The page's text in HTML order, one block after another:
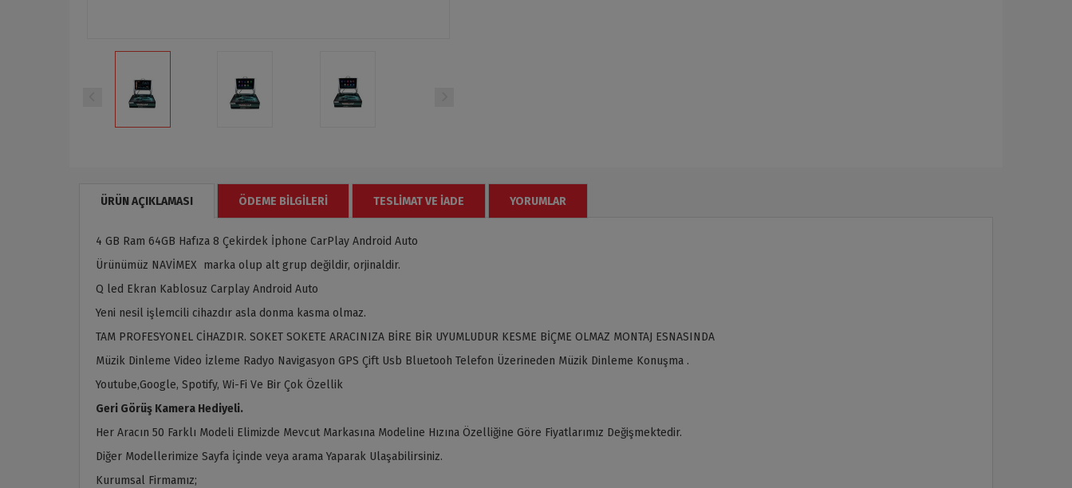
ÜRÜN AÇIKLAMASI ÖDEME BILGILERI TESLIMAT VE İADE YORUMLAR
4 GB Ram 64GB Hafıza 8 Çekirdek İphone CarPlay Android Auto
Ürünümüz NAVİMEX marka olup alt grup değildir, orjinaldir.
Q led Ekran Kablosuz Carplay Android Auto
Yeni nesil işlemcili cihazdır asla donma kasma olmaz.
TAM PROFESYONEL CİHAZDIR. SOKET SOKETE ARACINIZA BİRE BİR UYUMLUDUR KESME BİÇME OLMAZ MONTAJ ESNASINDA
Müzik Dinleme Video İzleme Radyo Navigasyon GPS Çift Usb Bluetooh Telefon Üzerineden Müzik Dinleme Konuşma .
Youtube,Google, Spotify, Wi-Fi Ve Bir Çok Özellik
Geri Görüş Kamera Hediyeli.
Her Aracın 50 Farklı Modeli Elimizde Mevcut Markasına Modeline Hızına Özelliğine Göre Fiyatlarımız Değişmektedir.
Diğer Modellerimize Sayfa İçinde veya arama Yaparak Ulaşabilirsiniz.
Kurumsal Firmamız;